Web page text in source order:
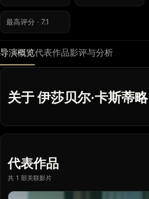
最高评分 · 7.1
导演概览代表作品影评与分析
关于 伊莎贝尔·卡斯蒂略
代表作品
共 1 部关联影片